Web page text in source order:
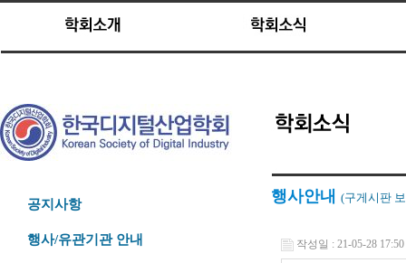
공지사항
행사/유관기관 안내
행사안내 (구게시판
작성일 : 21-05-28 17:50